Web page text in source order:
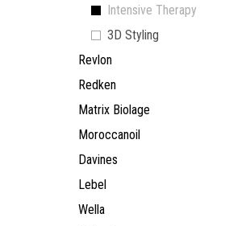
Intensive Therapy
3D Styling
Revlon
Redken
Matrix Biolage
Moroccanoil
Davines
Lebel
Wella